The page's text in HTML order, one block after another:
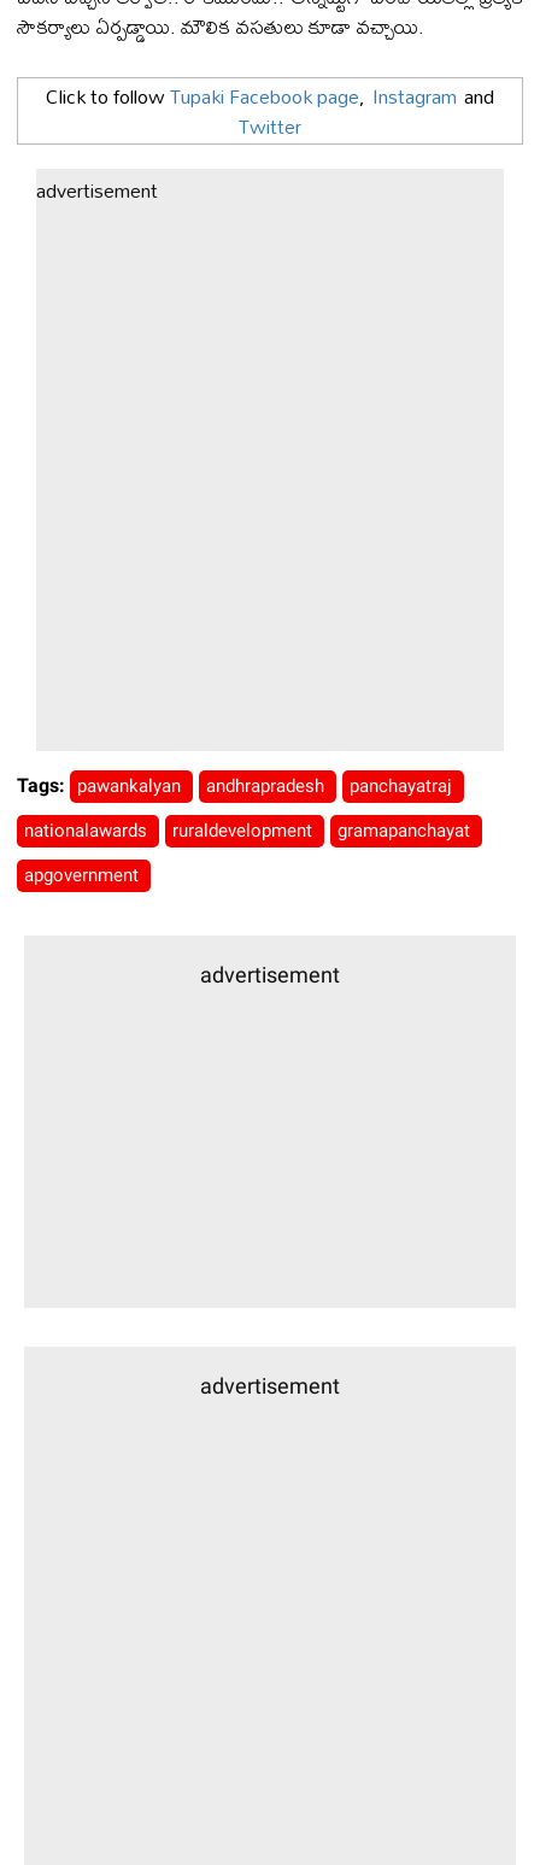
సౌక‌ర్యాలు ఏర్ప‌డ్డాయి. మౌలిక వ‌స‌తులు కూడా వ‌చ్చాయి.
Click to followTupaki Facebook page, Instagram and
Twitter
advertisement
Tags: pawankalyan andhrapradesh panchayatraj
nationalawards ruraldevelopment gramapanchayat
apgovernment
advertisement
advertisement